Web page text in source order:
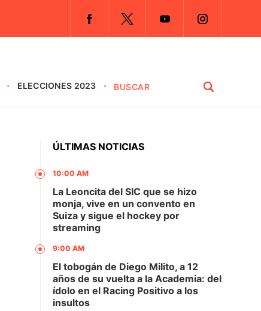
ELECCIONES 2023
ÚLTIMAS NOTICIAS
10:00 AM
La Leoncita del SIC que se hizo
monja, vive en un convento en
Suiza y sigue el hockey por
streaming
9:00 AM
El tobogán de Diego Milito, a 12
años de su vuelta a la Academia: del
ídolo en el Racing Positivo a los
insultos